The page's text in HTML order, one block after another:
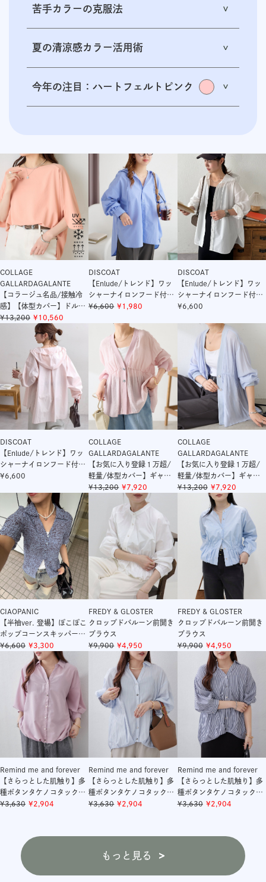
苦手カラーの克服法
夏の清涼感カラー活用術
今年の注目：ハートフェルトピンク
COLLAGE
GALLARDAGALANTE
【コラージュ名品/接触冷
感】【体型カバー】ドルマ
ンジャージスクエアプルオ
13,200 10,560
DISCOAT
【Enlude/トレンド】ワッ
シャーナイロンフード付き
シャツ《ユニセックス》
6,600 1,980
DISCOAT
【Enlude/トレンド】ワッ
シャーナイロンフード付き
シャツ《ユニセックス》
6,600
DISCOAT
【Enlude/トレンド】ワッ
シャーナイロンフード付き
シャツ《ユニセックス》
6,600
COLLAGE
GALLARDAGALANTE
【お気に入り登録１万超/
軽量/体型カバー】ギャザ
ー切替シアーシャツカーデ
13,200 7,920
COLLAGE
GALLARDAGALANTE
【お気に入り登録１万超/
軽量/体型カバー】ギャザ
ー切替シアーシャツカーデ
13,200 7,920
CIAOPANIC
【半袖ver. 登場】ぽこぽこ
ポップコーンスキッパーシ
ャツ
6,600 3,300
FREDY & GLOSTER
クロップドバルーン前開き
ブラウス
9,900
4,950
FREDY & GLOSTER
クロップドバルーン前開き
ブラウス
9,900
4,950
Remind me and forever
【さらっとした肌触り】多
種ボタンタケノコタックブ
ラウス
3,630 2,904
Remind me and forever
【さらっとした肌触り】多
種ボタンタケノコタックブ
ラウス
3,630 2,904
Remind me and forever
【さらっとした肌触り】多
種ボタンタケノコタックブ
ラウス
3,630 2,904
もっと見る